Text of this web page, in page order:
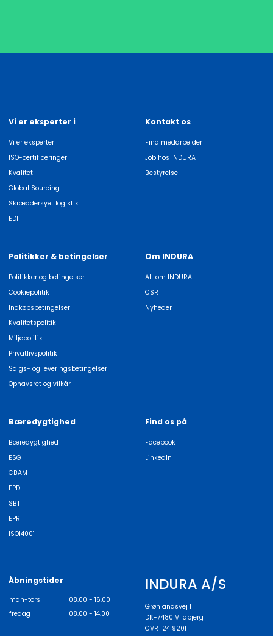
Vi er eksperter i
Vi er eksperter i
ISO-certificeringer
Kvalitet
Global Sourcing
Skræddersyet logistik
EDI
Kontakt os
Find medarbejder
Job hos INDURA
Bestyrelse
Politikker & betingelser
Politikker og betingelser
Cookiepolitik
Indkøbsbetingelser
Kvalitetspolitik
Miljøpolitik
Privatlivspolitik
Salgs- og leveringsbetingelser
Ophavsret og vilkår
Om INDURA
Alt om INDURA
CSR
Nyheder
Bæredygtighed
Bæredygtighed
ESG
CBAM
EPD
SBTi
EPR
ISO14001
Find os på
Facebook
LinkedIn
Åbningstider
man-tors
08.00 - 16.00
fredag
08.00 - 14.00
INDURA A/S
Grønlandsvej 1
DK-7480 Vildbjerg
CVR 12419201